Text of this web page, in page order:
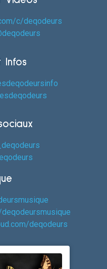
c/deqodeurs
Infos
deqodeurs